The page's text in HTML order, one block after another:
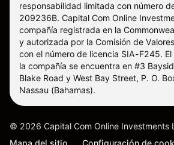
responsabilidad limitada con número
209236B. Capital Com Online
compañía registrada en la
y autorizada por la Comisión de
con el número de licencia SIA-F245.
la compañía se encuentra en #3
Blake Road y West Bay Street, P. O.
Nassau (Bahamas).
© 2026 Capital Com Online Investments